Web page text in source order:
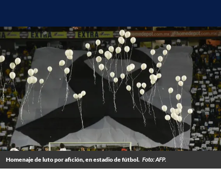
Homenaje de luto por afición, en estadio de fútbol. Foto: AFP.